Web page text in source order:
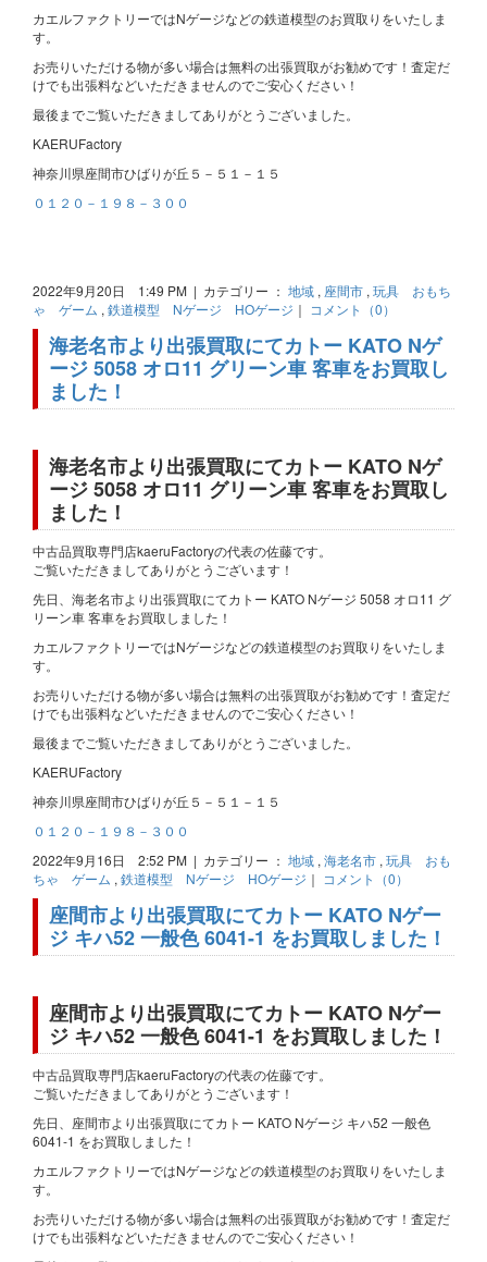
カエルファクトリーではNゲージなどの鉄道模型のお買取りをいたしま
す。
お売りいただける物が多い場合は無料の出張買取がお勧めです！査定だ
けでも出張料などいただきませんのでご安心ください！
最後までご覧いただきましてありがとうございました。
KAERUFactory
神奈川県座間市ひばりが丘５－５１－１５
０１２０－１９８－３００
2022年9月20日 1:49 PM | カテゴリー ： 地域 , 座間市 , 玩具 おもち
ゃ ゲーム , 鉄道模型 Nゲージ HOゲージ ｜ コメント（0）
海老名市より出張買取にてカトー KATO Nゲ
ージ 5058 オロ11 グリーン車 客車をお買取し
ました！
海老名市より出張買取にてカトー KATO Nゲ
ージ 5058 オロ11 グリーン車 客車をお買取し
ました！
中古品買取専門店kaeruFactoryの代表の佐藤です。
ご覧いただきましてありがとうございます！
先日、海老名市より出張買取にてカトー KATO Nゲージ 5058 オロ11 グ
リーン車 客車をお買取しました！
カエルファクトリーではNゲージなどの鉄道模型のお買取りをいたしま
す。
お売りいただける物が多い場合は無料の出張買取がお勧めです！査定だ
けでも出張料などいただきませんのでご安心ください！
最後までご覧いただきましてありがとうございました。
KAERUFactory
神奈川県座間市ひばりが丘５－５１－１５
０１２０－１９８－３００
2022年9月16日 2:52 PM | カテゴリー ： 地域 , 海老名市 , 玩具 おも
ちゃ ゲーム , 鉄道模型 Nゲージ HOゲージ ｜ コメント（0）
座間市より出張買取にてカトー KATO Nゲー
ジ キハ52 一般色 6041-1 をお買取しました！
座間市より出張買取にてカトー KATO Nゲー
ジ キハ52 一般色 6041-1 をお買取しました！
中古品買取専門店kaeruFactoryの代表の佐藤です。
ご覧いただきましてありがとうございます！
先日、座間市より出張買取にてカトー KATO Nゲージ キハ52 一般色
6041-1 をお買取しました！
カエルファクトリーではNゲージなどの鉄道模型のお買取りをいたしま
す。
お売りいただける物が多い場合は無料の出張買取がお勧めです！査定だ
けでも出張料などいただきませんのでご安心ください！